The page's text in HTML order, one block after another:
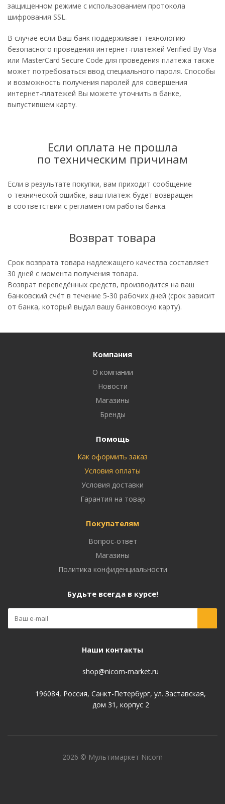
защищенном режиме с использованием протокола
шифрования SSL.
В случае если Ваш банк поддерживает технологию
безопасного проведения интернет-платежей Verified By Visa
или MasterCard Secure Code для проведения платежа также
может потребоваться ввод специального пароля. Способы
и возможность получения паролей для совершения
интернет-платежей Вы можете уточнить в банке,
выпустившем карту.
Если оплата не прошла
по техническим причинам
Если в результате покупки, вам приходит сообщение
о технической ошибке, ваш платеж будет возвращен
в соответствии с регламентом работы банка.
Возврат товара
Срок возврата товара надлежащего качества составляет
30 дней с момента получения товара.
Возврат переведённых средств, производится на ваш
банковский счёт в течение 5-30 рабочих дней (срок зависит
от банка, который выдал вашу банковскую карту).
Компания
О компании
Новости
Магазины
Бренды
Помощь
Как оформить заказ
Условия оплаты
Условия доставки
Гарантия на товар
Покупателям
Вопрос-ответ
Магазины
Политика конфиденциальности
Будьте всегда в курсе!
Наши контакты
shop@nicom-market.ru
196084, Россия, Санкт-Петербург, ул. Заставская,
дом 31, корпус 2
2026 © Мультимаркет Nicom